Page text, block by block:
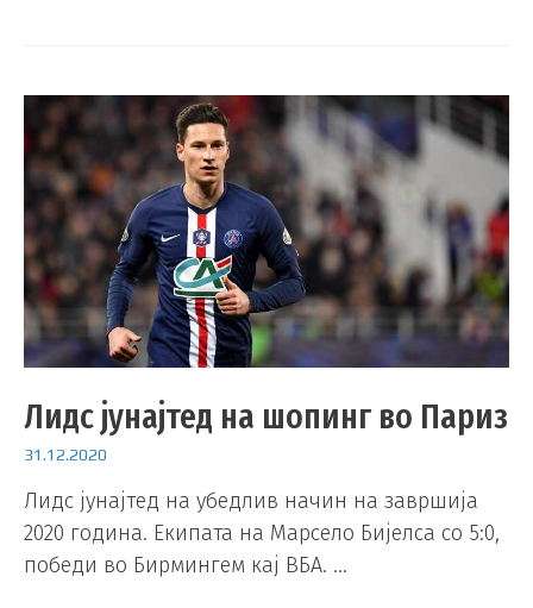
Лидс јунајтед на шопинг во Париз
31.12.2020
Лидс јунајтед на убедлив начин на завршија
2020 година. Екипата на Марсело Бијелса со 5:0,
победи во Бирмингем кај ВБА. …